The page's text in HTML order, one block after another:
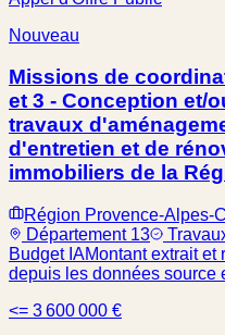
Nouveau
Missions de
et 3 - Conception et/
travaux
d'entretien et de
immobiliers de la
Région Provence-Alpes-
Département 13
Budget IAMontant extrait et
depuis les données source
<= 3 600 000 €